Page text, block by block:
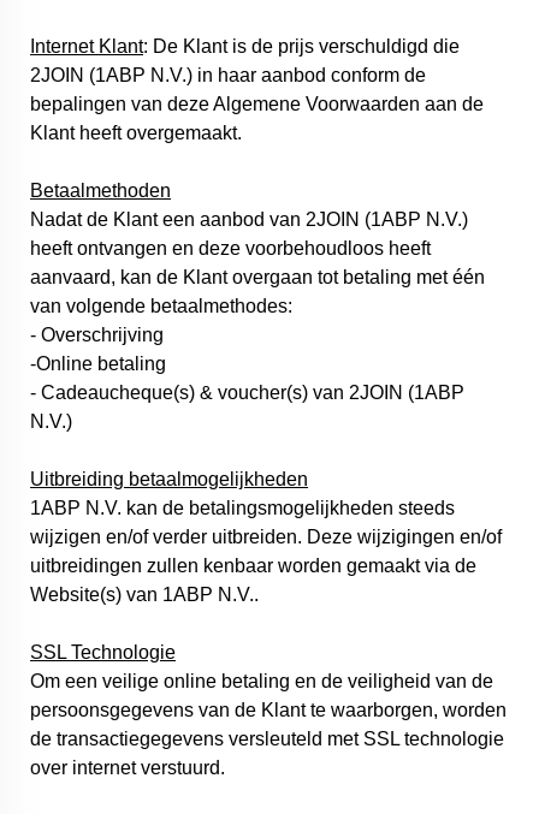
Internet Klant: De Klant is de prijs verschuldigd die
2JOIN (1ABP N.V.) in haar aanbod conform de
bepalingen van deze Algemene Voorwaarden aan de
Klant heeft overgemaakt.
Betaalmethoden
Nadat de Klant een aanbod van 2JOIN (1ABP N.V.)
heeft ontvangen en deze voorbehoudloos heeft
aanvaard, kan de Klant overgaan tot betaling met één
van volgende betaalmethodes:
- Overschrijving
-Online betaling
- Cadeaucheque(s) & voucher(s) van 2JOIN (1ABP
N.V.)
Uitbreiding betaalmogelijkheden
1ABP N.V. kan de betalingsmogelijkheden steeds
wijzigen en/of verder uitbreiden. Deze wijzigingen en/of
uitbreidingen zullen kenbaar worden gemaakt via de
Website(s) van 1ABP N.V..
SSL Technologie
Om een veilige online betaling en de veiligheid van de
persoonsgegevens van de Klant te waarborgen, worden
de transactiegegevens versleuteld met SSL technologie
over internet verstuurd.